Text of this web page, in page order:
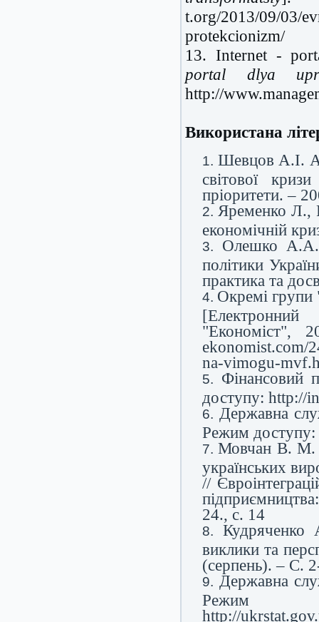
t.org/2013/09/03/
protekcionizm/
13. Internet -
portal dlya
http://
Використана
Шевцов А.І.
світової
пріоритети. –
Яременко Л.,
економічній
Олешко А.А.
політики
практика та
Окремі
"Економіст",
ekonomist.com/
na-vimogu-
Фінансовий
доступу: http://
Державна
Режим доступу:
Мовчан В. М.
українських
//
24., с. 14
Кудряченко
виклики та
(серпень). – С.
Державна
http://